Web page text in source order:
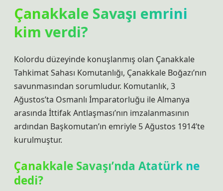
Çanakkale Savaşı emrini
kim verdi?
Kolordu düzeyinde konuşlanmış olan Çanakkale
Tahkimat Sahası Komutanlığı, Çanakkale Boğazı’nın
savunmasından sorumludur. Komutanlık, 3
Ağustos’ta Osmanlı İmparatorluğu ile Almanya
arasında İttifak Antlaşması’nın imzalanmasının
ardından Başkomutan’ın emriyle 5 Ağustos 1914’te
kurulmuştur.
Çanakkale Savaşı’nda Atatürk ne
dedi?